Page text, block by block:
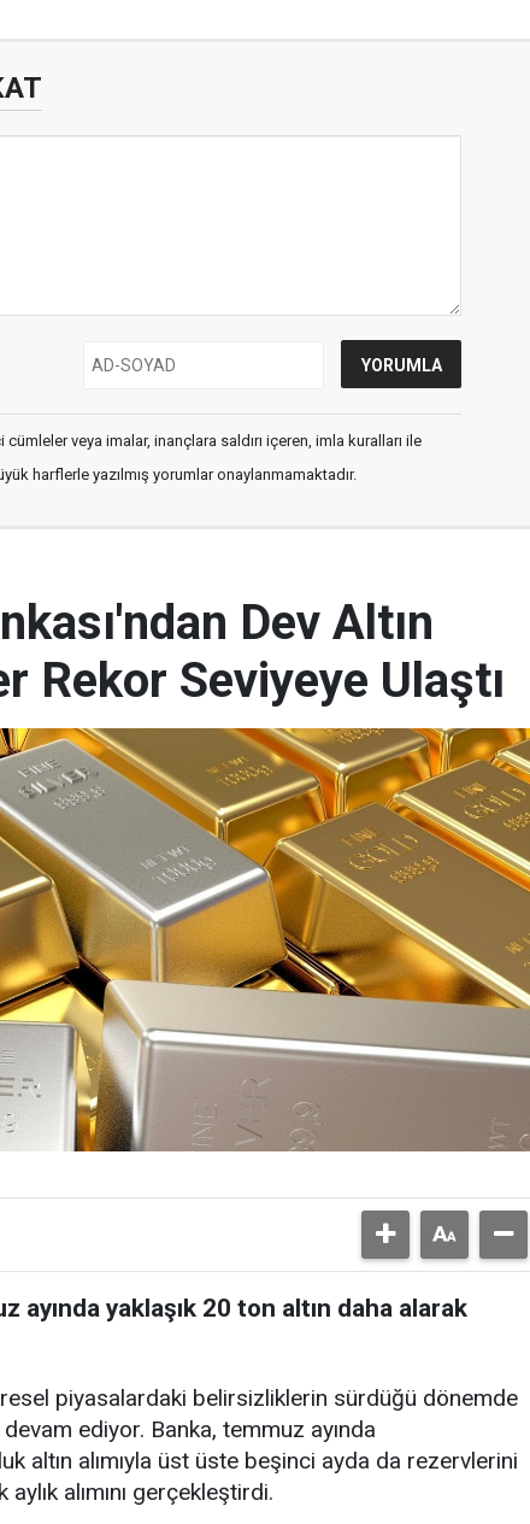
veya imalar, inançlara saldırı içeren, imla kuralları ile
harflerle yazılmış yorumlar onaylanmamaktadır.
Dev Altın
Rekor Seviyeye Ulaştı
ayında yaklaşık 20 ton altın daha alarak
piyasalardaki belirsizliklerin sürdüğü dönemde
ediyor. Banka, temmuz ayında
altın alımıyla üst üste beşinci ayda da rezervlerini
alımını gerçekleştirdi.